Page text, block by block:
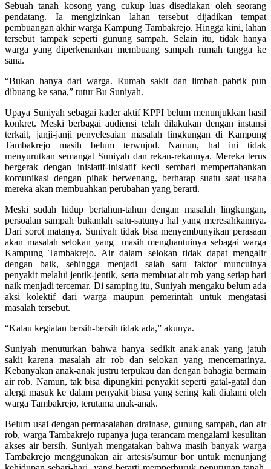
Sebuah tanah kosong yang cukup luas disediakan oleh seorang
pendatang. Ia mengizinkan lahan tersebut dijadikan tempat
pembuangan akhir warga Kampung Tambakrejo. Hingga kini, lahan
tersebut tampak seperti gunung sampah. Selain itu, tidak hanya
warga yang diperkenankan membuang sampah rumah tangga ke
sana.
“Bukan hanya dari warga. Rumah sakit dan limbah pabrik pun
dibuang ke sana,” tutur Bu Suniyah.
Upaya Suniyah sebagai kader aktif KPPI belum menunjukkan hasil
konkret. Meski berbagai audiensi telah dilakukan dengan instansi
terkait, janji-janji penyelesaian masalah lingkungan di Kampung
Tambakrejo masih belum terwujud. Namun, hal ini tidak
menyurutkan semangat Suniyah dan rekan-rekannya. Mereka terus
bergerak dengan inisiatif-inisiatif kecil sembari mempertahankan
komunikasi dengan pihak berwenang, berharap suatu saat usaha
mereka akan membuahkan perubahan yang berarti.
Meski sudah hidup bertahun-tahun dengan masalah lingkungan,
persoalan sampah bukanlah satu-satunya hal yang meresahkannya.
Dari sorot matanya, Suniyah tidak bisa menyembunyikan perasaan
akan masalah selokan yang masih menghantuinya sebagai warga
Kampung Tambakrejo. Air dalam selokan tidak dapat mengalir
dengan baik, sehingga menjadi salah satu faktor munculnya
penyakit melalui jentik-jentik, serta membuat air rob yang setiap hari
naik menjadi tercemar. Di samping itu, Suniyah mengaku belum ada
aksi kolektif dari warga maupun pemerintah untuk mengatasi
masalah tersebut.
“Kalau kegiatan bersih-bersih tidak ada,” akunya.
Suniyah menuturkan bahwa hanya sedikit anak-anak yang jatuh
sakit karena masalah air rob dan selokan yang mencemarinya.
Kebanyakan anak-anak justru terpukau dan dengan bahagia bermain
air rob. Namun, tak bisa dipungkiri penyakit seperti gatal-gatal dan
alergi masuk ke dalam penyakit biasa yang sering kali dialami oleh
warga Tambakrejo, terutama anak-anak.
Belum usai dengan permasalahan drainase, gunung sampah, dan air
rob, warga Tambakrejo rupanya juga terancam mengalami kesulitan
akses air bersih. Suniyah mengatakan bahwa masih banyak warga
Tambakrejo menggunakan air artesis/sumur bor untuk menunjang